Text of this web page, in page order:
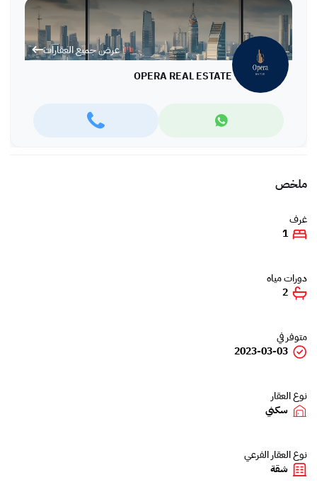
عرض جميع العقارات
OPERA REAL ESTATE
. جميع المرافق داخل دائرة
ملخص
غرف
1
دورات مياه
2
متوفر في
2023-03-03
نوع العقار
سكني
نوع العقار الفرعي
شقة